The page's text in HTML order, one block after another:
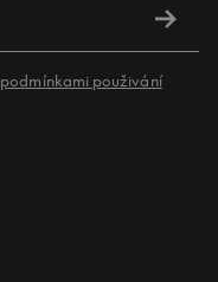
podmínkami použivání